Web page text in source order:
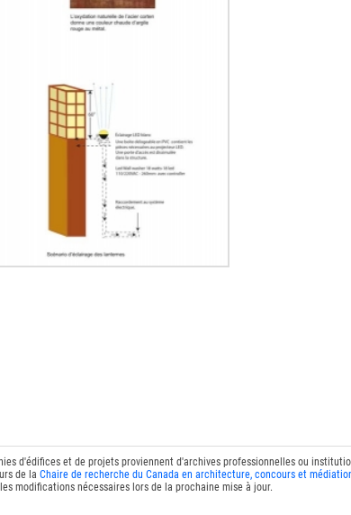
d'édifices et de projets proviennent d'archives professionnelles ou
de la Chaire de recherche du Canada en architecture, concours et
modifications nécessaires lors de la prochaine mise à jour.